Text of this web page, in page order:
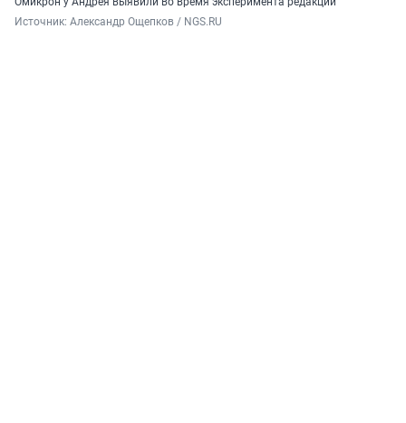
Источник: Александр Ощепков / NGS.RU